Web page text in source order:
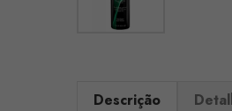
Descrição